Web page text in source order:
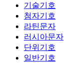
기술기호
첨자기호
라틴문자
러시아문자
단위기호
일반기호